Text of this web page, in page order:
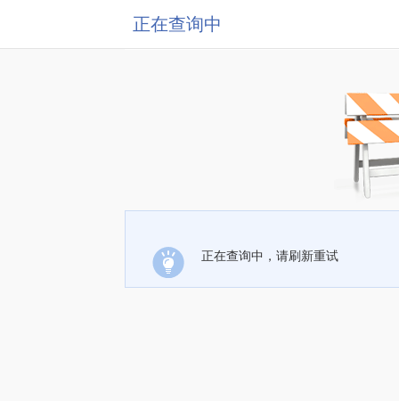
正在查询中
正在查询中，请刷新重试